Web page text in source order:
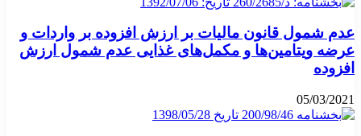
عدم شمول قانون مالیات بر ارزش افزوده بر واردات و
عرضه ویتامین‌ها و مکمل‌های غذایی عدم شمول ارزش
افزوده
05/03/2021